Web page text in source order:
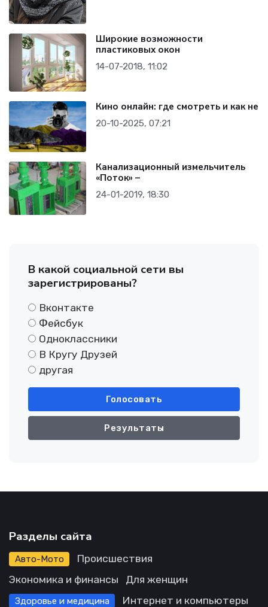
Широкие возможности
пластиковых окон
14-07-2018, 11:02
Кино онлайн: где смотреть и как не
20-10-2025, 07:21
Канализационный измельчитель
«Поток» –
24-01-2019, 18:30
В какой социальной сети вы
зарегистрированы?
Вконтакте
Фейсбук
Одноклассники
В Кругу Друзей
другая
Голосовать
Результаты
Разделы сайта
Авто-Мото
Происшествия
Экономика и финансы
Для женщин
Здоровье и медицина
Интернет и компьютеры